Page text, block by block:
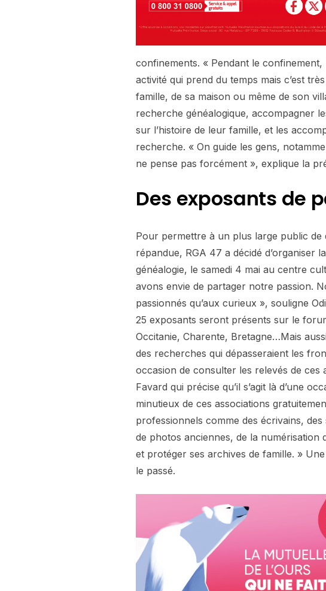
confinements. « Pendant le confinement,
activité qui prend du temps mais c’est
famille, de sa maison ou même de son
recherche généalogique, accompagner
sur l’histoire de leur famille, et les
recherche. « On guide les gens,
ne pense pas forcément », explique la
Des exposants de
Pour permettre à un plus large public
répandue, RGA 47 a décidé d’organiser
généalogie, le samedi 4 mai au centre
avons envie de partager notre passion.
passionnés qu’aux curieux », souligne
25 exposants seront présents sur le
Occitanie, Charente, Bretagne…Mais
des recherches qui dépasseraient les
occasion de consulter les relevés de ces
Favard qui précise qu’il s’agit là d’une
minutieux de ces associations
professionnels comme des écrivains,
de photos anciennes, de la
et protéger ses archives de famille. »
le passé.